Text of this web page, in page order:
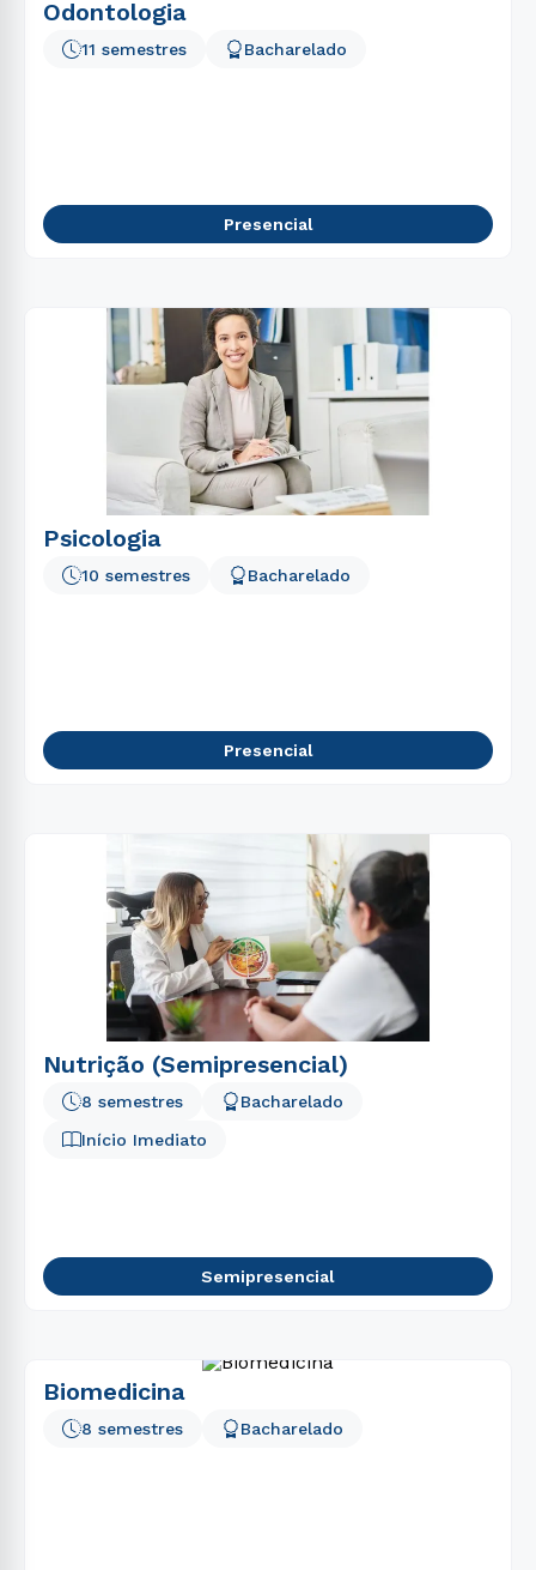
Odontologia
11 semestres Bacharelado
Presencial
Psicologia
Bacharelado
10 semestres
Presencial
Nutrição (Semipresencial)
Bacharelado
Início Imediato
8 semestres
Semipresencial
Biomedicina
Bacharelado
8 semestres